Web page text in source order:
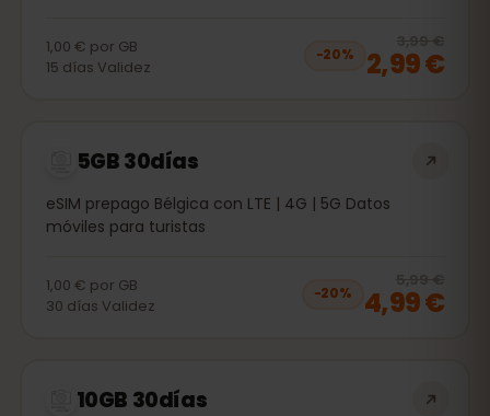
1,00 € por GB
15 días Validez
−20%
3,99 €
2,99 €
5GB 30días
eSIM prepago Bélgica con LTE | 4G | 5G Datos
móviles para turistas
1,00 € por GB
30 días Validez
−20%
5,99 €
4,99 €
10GB 30días